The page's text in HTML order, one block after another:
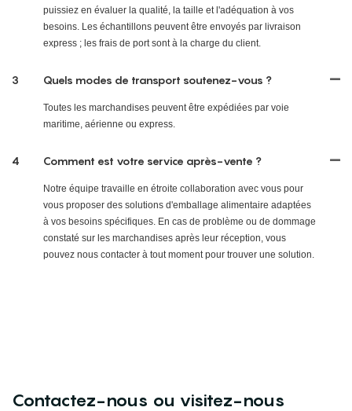
puissiez en évaluer la qualité, la taille et l'adéquation à vos
besoins. Les échantillons peuvent être envoyés par livraison
express ; les frais de port sont à la charge du client.
3 Quels modes de transport soutenez-vous ?
Toutes les marchandises peuvent être expédiées par voie
maritime, aérienne ou express.
4 Comment est votre service après-vente ?
Notre équipe travaille en étroite collaboration avec vous pour
vous proposer des solutions d'emballage alimentaire adaptées
à vos besoins spécifiques. En cas de problème ou de dommage
constaté sur les marchandises après leur réception, vous
pouvez nous contacter à tout moment pour trouver une solution.
Contactez-nous ou visitez-nous